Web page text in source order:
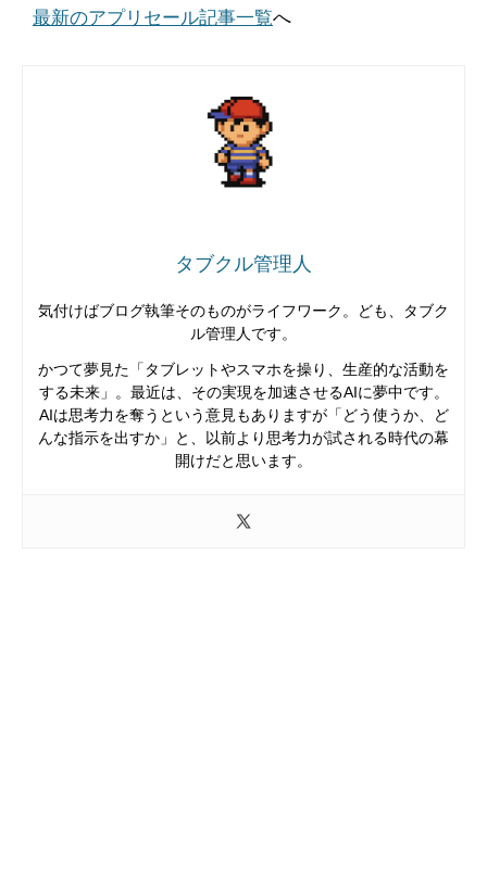
最新のアプリセール記事一覧へ
タブクル管理人
気付けばブログ執筆そのものがライフワーク。ども、タブク
ル管理人です。
かつて夢見た「タブレットやスマホを操り、生産的な活動を
する未来」。最近は、その実現を加速させるAIに夢中です。
AIは思考力を奪うという意見もありますが「どう使うか、ど
んな指示を出すか」と、以前より思考力が試される時代の幕
開けだと思います。